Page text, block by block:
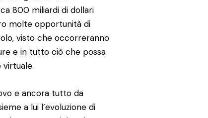
800 miliardi di dollari
molte opportunità di
visto che occorreranno
e in tutto ciò che possa
e ancora tutto da
a lui l’evoluzione di